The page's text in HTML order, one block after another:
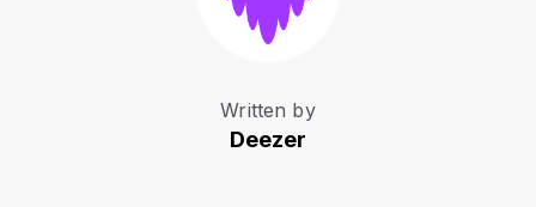
Written by
Deezer